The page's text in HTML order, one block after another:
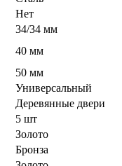
Нет
34/34 мм
40 мм
50 мм
Универсальный
Деревянные двери
5 шт
Золото
Бронза